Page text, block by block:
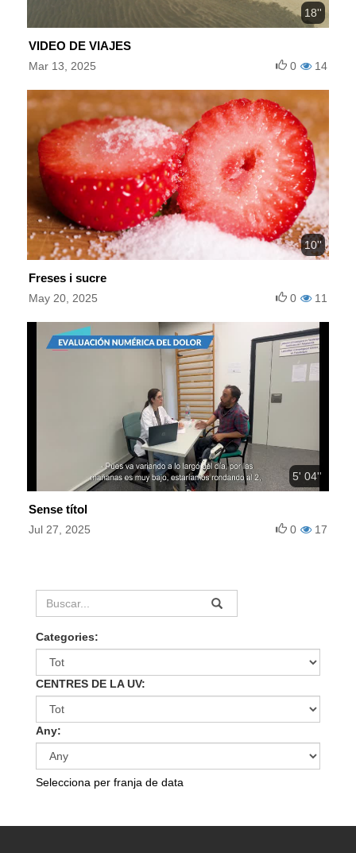
18''
VIDEO DE VIAJES
Mar 13, 2025 14
0
10''
Freses i sucre
May 20, 2025 11
0
5' 04''
Sense títol
Jul 27, 2025 17
0
Categories:
CENTRES DE LA UV:
Any:
Selecciona per franja de data